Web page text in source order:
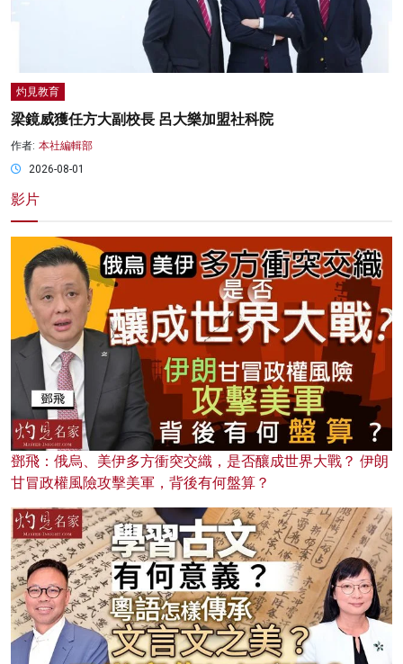
灼見教育
梁鏡威獲任方大副校長 呂大樂加盟社科院
作者: 本社編輯部
2026-08-01
影片
鄧飛：俄烏、美伊多方衝突交織，是否釀成世界大戰？ 伊朗
甘冒政權風險攻擊美軍，背後有何盤算？